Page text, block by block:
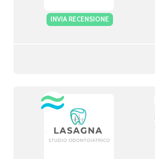
INVIA RECENSIONE